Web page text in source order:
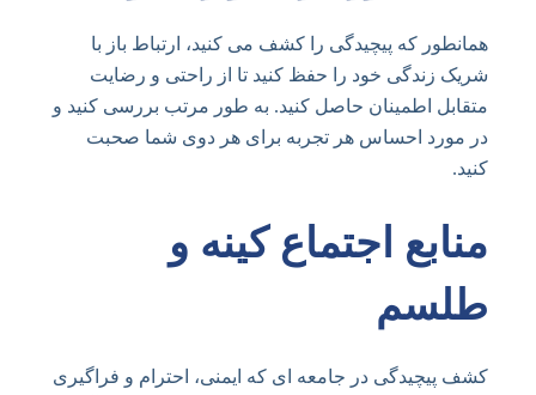
همانطور که پیچیدگی را کشف می کنید، ارتباط باز با
شریک زندگی خود را حفظ کنید تا از راحتی و رضایت
متقابل اطمینان حاصل کنید. به طور مرتب بررسی کنید و
در مورد احساس هر تجربه برای هر دوی شما صحبت
کنید.
منابع اجتماع کینه و
طلسم
کشف پیچیدگی در جامعه ای که ایمنی، احترام و فراگیری